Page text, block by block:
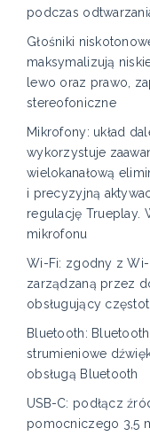
podczas
Głośniki
maksymalizują
lewo oraz prawo,
stereofoniczne
Mikrofony: układ
wykorzystuje
wielokanałową
i precyzyjną
regulację Trueplay.
mikrofonu
Wi-Fi: zgodny z Wi-
zarządzaną przez
obsługujący
Bluetooth:
strumieniowe
obsługą Bluetooth
USB-C: podłącz
pomocniczego 3,5